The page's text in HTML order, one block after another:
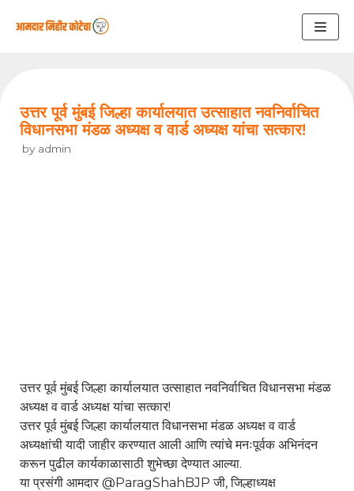
उत्तर पूर्व मुंबई जिल्हा कार्यालयात उत्साहात नवनिर्वाचित
विधानसभा मंडळ अध्यक्ष व वार्ड अध्यक्ष यांचा सत्कार!
by admin
उत्तर पूर्व मुंबई जिल्हा कार्यालयात उत्साहात नवनिर्वाचित विधानसभा मंडळ
अध्यक्ष व वार्ड अध्यक्ष यांचा सत्कार!
उत्तर पूर्व मुंबई जिल्हा कार्यालयात विधानसभा मंडळ अध्यक्ष व वार्ड
अध्यक्षांची यादी जाहीर करण्यात आली आणि त्यांचे मनःपूर्वक अभिनंदन
करून पुढील कार्यकाळासाठी शुभेच्छा देण्यात आल्या.
या प्रसंगी आमदार @ParagShahBJP जी, जिल्हाध्यक्ष